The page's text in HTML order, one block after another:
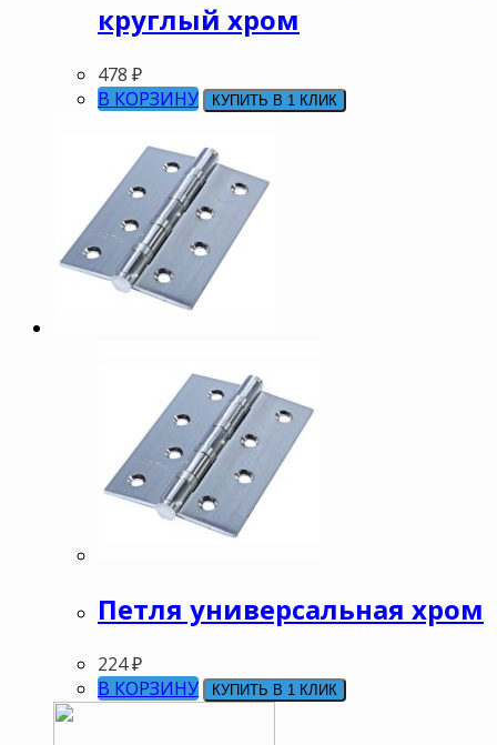
круглый хром
478 ₽
В КОРЗИНУ
КУПИТЬ В 1 КЛИК
Петля универсальная хром
224₽
В КОРЗИНУ
КУПИТЬ В 1 КЛИК